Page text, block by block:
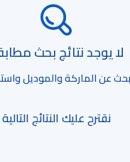
لا يوجد نتائج بحث
عن الماركة والموديل
نقترح عليك النتائج التالية